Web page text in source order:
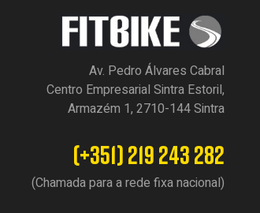
Av. Pedro Álvares Cabral
Centro Empresarial Sintra Estoril,
Armazém 1, 2710-144 Sintra
(+351) 219 243 282
(Chamada para a rede fixa nacional)